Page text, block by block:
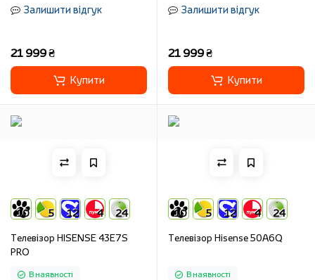
Залишити відгук
21 999 ₴
Купити
Залишити відгук
21 999 ₴
Купити
10 5 12 4 24
Телевізор HISENSE 43E7S
PRO
В наявності
10 5 12 4 24
Телевізор Hisense 50A6Q
В наявності